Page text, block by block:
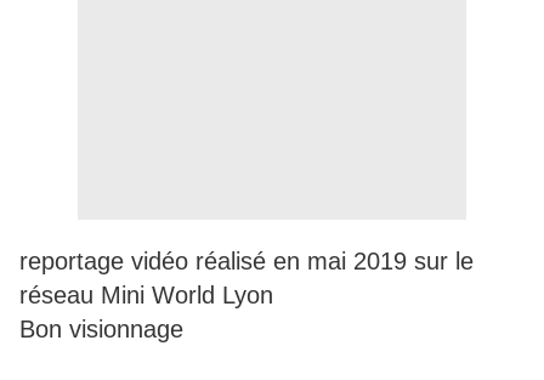
reportage vidéo réalisé en mai 2019 sur le
réseau Mini World Lyon
Bon visionnage